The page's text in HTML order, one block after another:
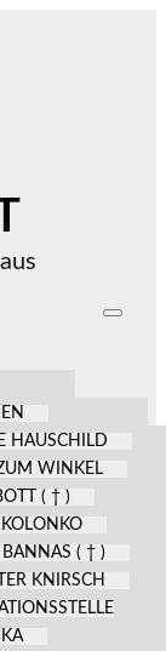
HAUSCHILD
WINKEL
( † )
( † )
KNIRSCH